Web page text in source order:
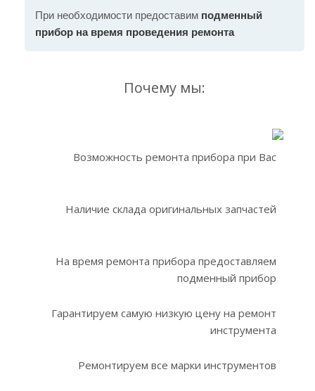
При необходимости предоставим подменный
прибор на время проведения ремонта
Почему мы:
Возможность ремонта прибора при Вас
Наличие склада оригинальных запчастей
На время ремонта прибора предоставляем
подменный прибор
Гарантируем самую низкую цену на ремонт
инструмента
Ремонтируем все марки инструментов